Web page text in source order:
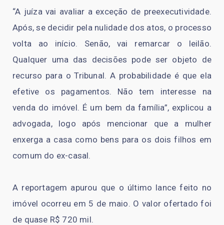
“A juíza vai avaliar a exceção de preexecutividade.
Após, se decidir pela nulidade dos atos, o processo
volta ao início. Senão, vai remarcar o leilão.
Qualquer uma das decisões pode ser objeto de
recurso para o Tribunal. A probabilidade é que ela
efetive os pagamentos. Não tem interesse na
venda do imóvel. É um bem da família”, explicou a
advogada, logo após mencionar que a mulher
enxerga a casa como bens para os dois filhos em
comum do ex-casal.
A reportagem apurou que o último lance feito no
imóvel ocorreu em 5 de maio. O valor ofertado foi
de quase R$ 720 mil.